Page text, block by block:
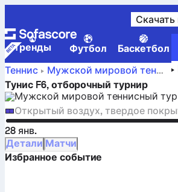
Tренды Футбол Баскетбол
Теннис
Мужской мировой
Singles Qualifying: текущий счет,
Тунис F6, отборочный турнир
Мужской мировой теннисный тур
Открытый воздух, твердое
28 янв.
Детали Матчи
Избранное событие